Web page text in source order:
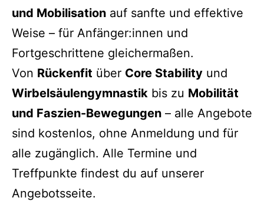
und Mobilisation auf sanfte und effektive
Weise – für Anfänger:innen und
Fortgeschrittene gleichermaßen.
Von Rückenfit über Core Stability und
Wirbelsäulengymnastik bis zu Mobilität
und Faszien-Bewegungen – alle Angebote
sind kostenlos, ohne Anmeldung und für
alle zugänglich. Alle Termine und
Treffpunkte findest du auf unserer
Angebotsseite.